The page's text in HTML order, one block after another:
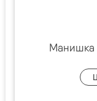
Манишка